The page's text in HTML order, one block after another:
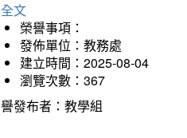
文
榮譽事項：
發佈單位：教務處
建立時間：2025-08-04
瀏覽次數：367
發布者：教學組